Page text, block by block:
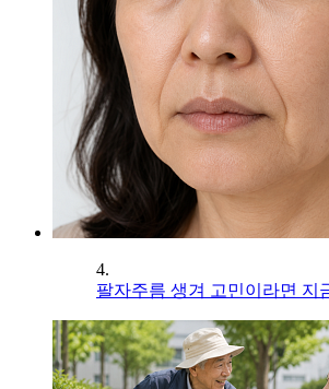
4.
팔자주름 생겨 고민이라면 지